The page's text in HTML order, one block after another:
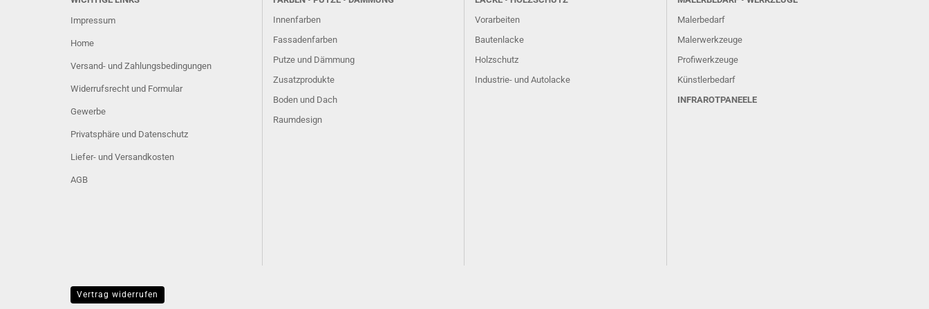
Impressum
Home
Versand- und Zahlungsbedingungen
Widerrufsrecht und Formular
Gewerbe
Privatsphäre und Datenschutz
Liefer- und Versandkosten
AGB
Innenfarben
Fassadenfarben
Putze und Dämmung
Zusatzprodukte
Boden und Dach
Raumdesign
Vorarbeiten
Bautenlacke
Holzschutz
Industrie- und Autolacke
Malerbedarf
Malerwerkzeuge
Profiwerkzeuge
Künstlerbedarf
INFRAROTPANEELE
Vertrag widerrufen